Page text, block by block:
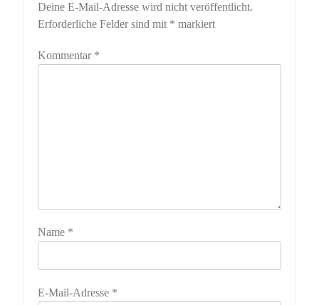
Deine E-Mail-Adresse wird nicht veröffentlicht.
Erforderliche Felder sind mit * markiert
Kommentar *
Name *
E-Mail-Adresse *